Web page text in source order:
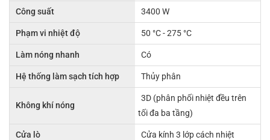
Công suất 3400 W
Phạm vi nhiệt độ 50 °C - 275 °C
Làm nóng nhanh Có
Hệ thống làm sạch tích hợp Thủy phân
Không khí nóng
3D (phân phối nhiệt đều trên
tối đa ba tầng)
Cửa lò Cửa kính 3 lớp cách nhiệt